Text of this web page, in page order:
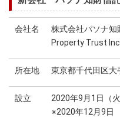
会社名
株式会社パソナ
Property Trust Inc.
所在地 東京都千代田区大
設立
2020年9月1日（火
※2020年12月9